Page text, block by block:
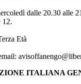
dalle 20.30 alle
12.
Età
ITALIANA